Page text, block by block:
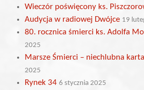
Wieczór poświęcony ks.
Audycja w radiowej Dwójce 19
80. rocznica śmierci ks. Adolfa
2025
Marsze Śmierci – niechlubna
2025
Rynek 34 6 stycznia 2025